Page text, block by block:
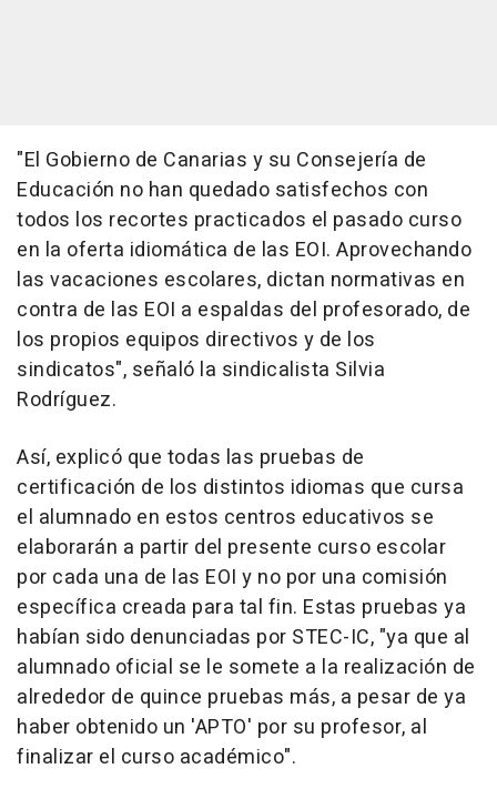
"El Gobierno de Canarias y su Consejería de
Educación no han quedado satisfechos con
todos los recortes practicados el pasado curso
en la oferta idiomática de las EOI. Aprovechando
las vacaciones escolares, dictan normativas en
contra de las EOI a espaldas del profesorado, de
los propios equipos directivos y de los
sindicatos", señaló la sindicalista Silvia
Rodríguez.
Así, explicó que todas las pruebas de
certificación de los distintos idiomas que cursa
el alumnado en estos centros educativos se
elaborarán a partir del presente curso escolar
por cada una de las EOI y no por una comisión
específica creada para tal fin. Estas pruebas ya
habían sido denunciadas por STEC-IC, "ya que al
alumnado oficial se le somete a la realización de
alrededor de quince pruebas más, a pesar de ya
haber obtenido un 'APTO' por su profesor, al
finalizar el curso académico".